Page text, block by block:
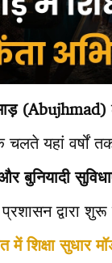
(Abujhmad)
चलते यहां वर्षों
बुनियादी
द्वारा शुरू
में शिक्षा